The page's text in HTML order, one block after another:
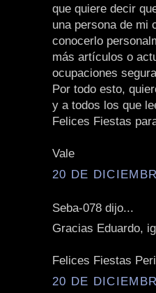
que quiere decir
una persona de mi
conocerlo
más artículos o
ocupaciones
Por todo esto,
y a todos los que
Felices Fiestas
Vale
20 DE
Seba-078 dijo...
Gracias Eduardo,
Felices Fiestas
20 DE